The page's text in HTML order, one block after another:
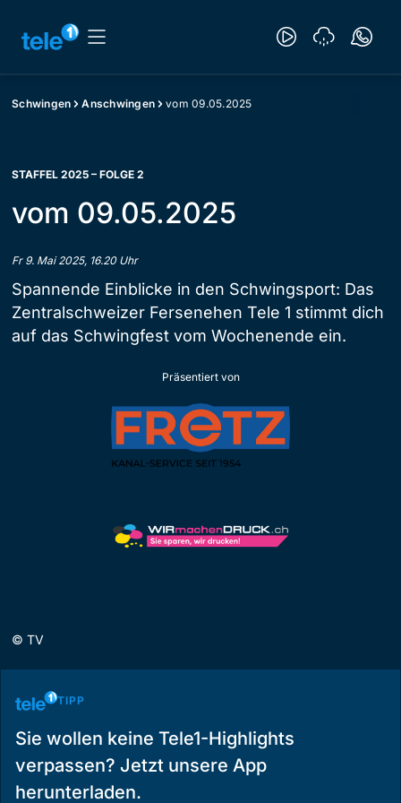
Schwingen Anschwingen vom 09.05.2025
STAFFEL 2025 – FOLGE 2
vom 09.05.2025
Fr 9. Mai 2025, 16.20 Uhr
Spannende Einblicke in den Schwingsport: Das
Zentralschweizer Fersenehen Tele 1 stimmt dich
auf das Schwingfest vom Wochenende ein.
Präsentiert von
© TV
TIPP
Sie wollen keine Tele1-Highlights
verpassen? Jetzt unsere App
herunterladen.